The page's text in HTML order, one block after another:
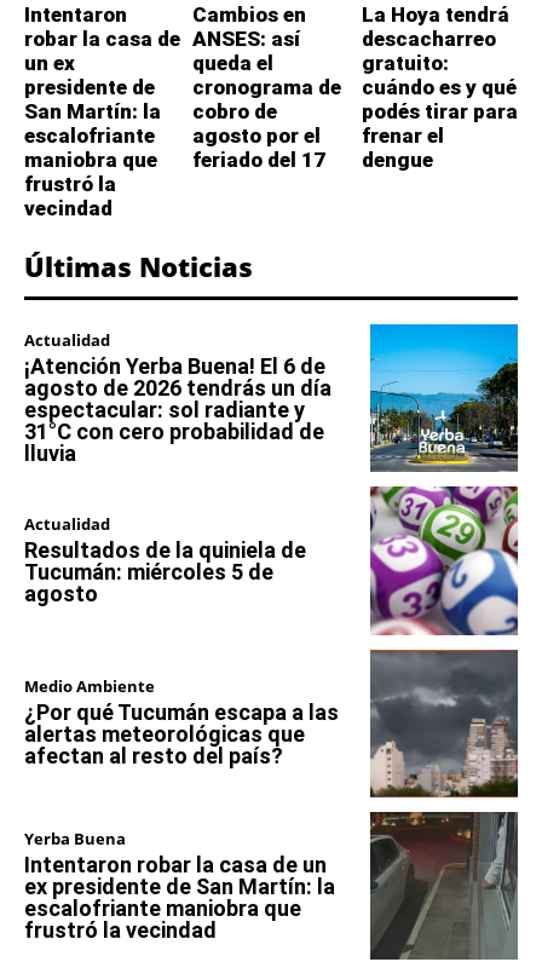
Intentaron
robar la casa de
un ex
presidente de
San Martín: la
escalofriante
maniobra que
frustró la
vecindad
Cambios en
ANSES: así
queda el
cronograma de
cobro de
agosto por el
feriado del 17
La Hoya tendrá
descacharreo
gratuito:
cuándo es y qué
podés tirar para
frenar el
dengue
Últimas Noticias
Actualidad
¡Atención Yerba Buena! El 6 de
agosto de 2026 tendrás un día
espectacular: sol radiante y
31°C con cero probabilidad de
lluvia
Actualidad
Resultados de la quiniela de
Tucumán: miércoles 5 de
agosto
Medio Ambiente
¿Por qué Tucumán escapa a las
alertas meteorológicas que
afectan al resto del país?
Yerba Buena
Intentaron robar la casa de un
ex presidente de San Martín: la
escalofriante maniobra que
frustró la vecindad